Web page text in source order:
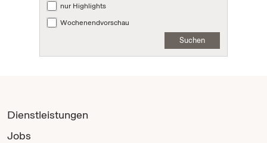
nur Highlights
Wochenendvorschau
Suchen
Dienstleistungen
Jobs